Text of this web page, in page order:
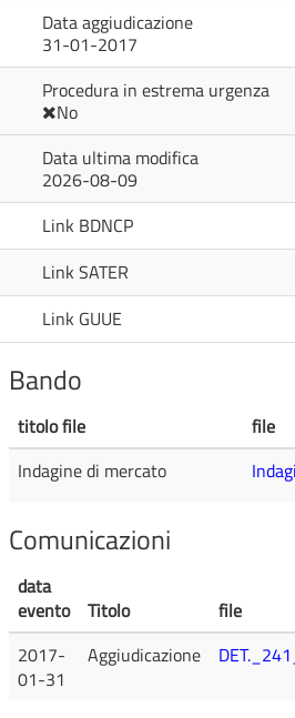
Data aggiudicazione
31-01-2017
Procedura in estrema urgenza
No
Data ultima modifica
2026-08-09
Link BDNCP
Link SATER
Link GUUE
Bando
titolo file
file
Indagine di mercato
Comunicazioni
data
evento
Titolo
file
2017-
01-31
Aggiudicazione